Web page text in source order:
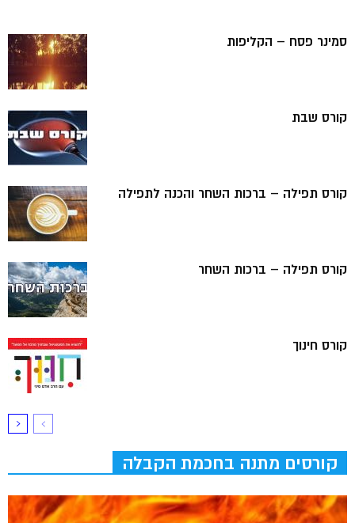
סמינר פסח – הקליפות
קורס שבת
קורס תפילה – ברכות השחר והכנה לתפילה
קורס תפילה – ברכות השחר
קורס חינוך
קורסים מתנה בחכמת הקבלה